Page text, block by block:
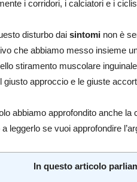
i corridori, i calciatori e i
disturbo dai sintomi non è
che abbiamo messo insieme
stiramento muscolare
giusto approccio e le giuste
abbiamo approfondito anche la
a leggerlo se vuoi approfondire
In questo articolo